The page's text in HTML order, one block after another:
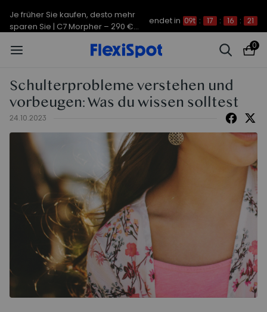
Je früher Sie kaufen, desto mehr
sparen Sie | C7 Morpher – 290 €
Rabatt
endet in 09t 17 16 21
0
Schulterprobleme verstehen und
vorbeugen: Was du wissen solltest
24.10.2023